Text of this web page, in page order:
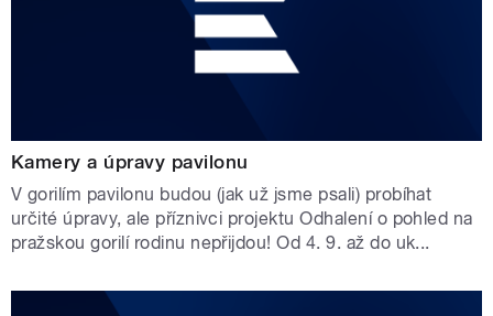
Kamery a úpravy pavilonu
V gorilím pavilonu budou (jak už jsme psali) probíhat
určité úpravy, ale příznivci projektu Odhalení o pohled na
pražskou gorilí rodinu nepřijdou! Od 4. 9. až do uk...